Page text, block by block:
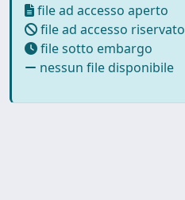
file ad accesso aperto
file ad accesso riservato
file sotto embargo
nessun file disponibile